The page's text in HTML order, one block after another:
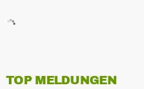
TOP MELDUNGEN